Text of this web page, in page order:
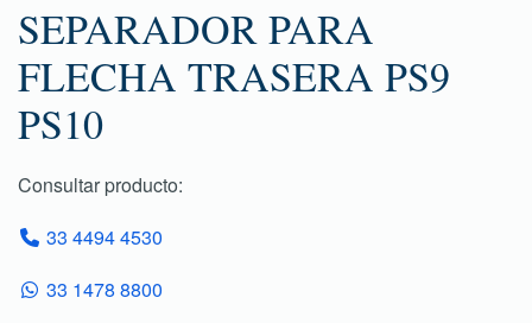
SEPARADOR PARA
FLECHA TRASERA PS9
PS10
Consultar producto:
33 4494 4530
33 1478 8800